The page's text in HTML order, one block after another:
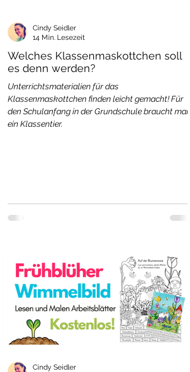
Welches Klassenmaskottchen soll
es denn werden?
Unterrichtsmaterialien für das
Klassenmaskottchen finden leicht gemacht! Für
den Schulanfang in der Grundschule braucht man
ein Klassentier.
Cindy Seidler
14 Min. Lesezeit
Cindy Seidler